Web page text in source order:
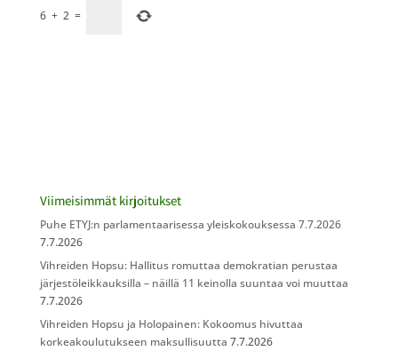
6 + 2 =
Viimeisimmät kirjoitukset
Puhe ETYJ:n parlamentaarisessa yleiskokouksessa 7.7.2026
7.7.2026
Vihreiden Hopsu: Hallitus romuttaa demokratian perustaa
järjestöleikkauksilla – näillä 11 keinolla suuntaa voi muuttaa
7.7.2026
Vihreiden Hopsu ja Holopainen: Kokoomus hivuttaa
korkeakoulutukseen maksullisuutta 7.7.2026